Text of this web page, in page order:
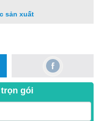
sản xuất
gói